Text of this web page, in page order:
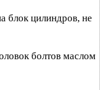
блок цилиндров, не
болтов маслом